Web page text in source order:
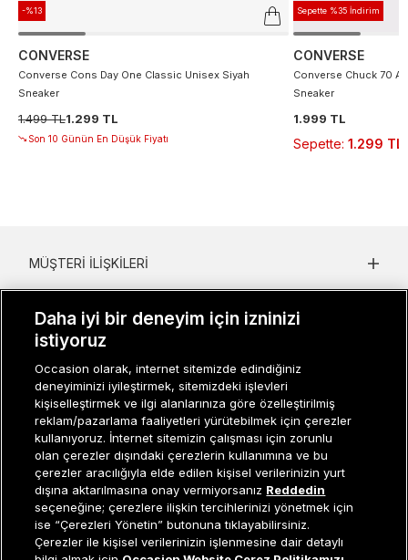
-%13
CONVERSE
Converse Cons Day One Classic Unisex Siyah
Sneaker
1.499 TL1.299 TL
Son 10 Günün En Düşük Fiyatı
Sepette %35 İndirim
CONVERSE
Converse Chuck 70
Sneaker
1.999 TL
Sepette: 1.299 TL
Müşteri İlişkileri0 850 800 01 20
MÜŞTERI İLIŞKILERI
KADIN KATEGORILER
GRUP MARKALAR
ERKEK KATEGORILER
Occasion bir EREN PERAKENDE markasıdır. © Eren Holding
Daha iyi bir deneyim için izninizi
istiyoruz
Occasion olarak, internet sitemizde edindiğiniz
deneyiminizi iyileştirmek, sitemizdeki işlevleri
kişiselleştirmek ve ilgi alanlarınıza göre özelleştirilmiş
reklam/pazarlama faaliyetleri yürütebilmek için çerezler
kullanıyoruz. İnternet sitemizin çalışması için zorunlu
olan çerezler dışındaki çerezlerin kullanımına ve bu
çerezler aracılığıyla elde edilen kişisel verilerinizin yurt
dışına aktarılmasına onay vermiyorsanız Reddedin
seçeneğine; çerezlere ilişkin tercihlerinizi yönetmek için
ise “Çerezleri Yönetin” butonuna tıklayabilirsiniz.
Çerezler ile kişisel verilerinizin işlenmesine dair detaylı